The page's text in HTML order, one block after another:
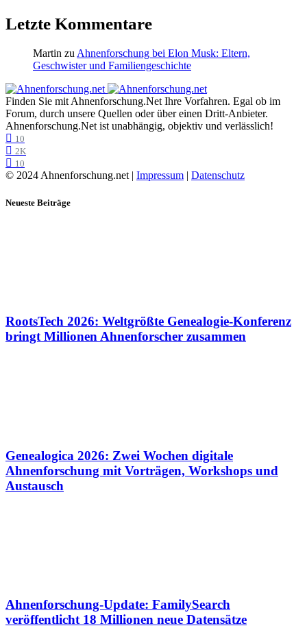
Letzte Kommentare
Martin zu Ahnenforschung bei Elon Musk: Eltern,
Geschwister und Familiengeschichte
Finden Sie mit Ahnenforschung.Net Ihre Vorfahren. Egal ob im
Forum, durch unsere Quellen oder über einen Dritt-Anbieter.
Ahnenforschung.Net ist unabhängig, objektiv und verlässlich!
10
2K
10
© 2024 Ahnenforschung.net | Impressum | Datenschutz
Neueste Beiträge
RootsTech 2026: Weltgrößte Genealogie-Konferenz
bringt Millionen Ahnenforscher zusammen
Genealogica 2026: Zwei Wochen digitale
Ahnenforschung mit Vorträgen, Workshops und
Austausch
Ahnenforschung-Update: FamilySearch
veröffentlicht 18 Millionen neue Datensätze